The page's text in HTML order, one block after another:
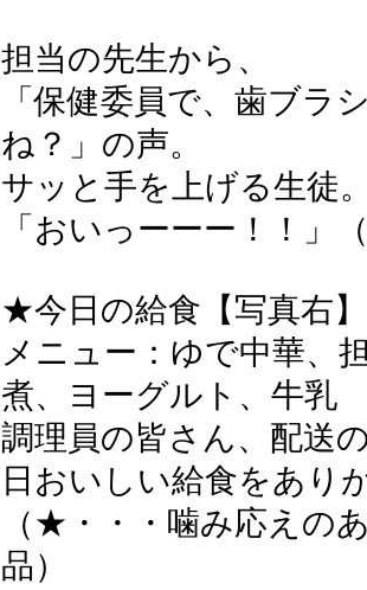
担当の先生から、
「保健委員で、歯ブラ
ね？」の声。
サッと手を上げる生徒
「おいっーーー！！」
★今日の給食【写真右】
メニュー：ゆで中華、
煮、ヨーグルト、牛乳
調理員の皆さん、配送
日おいしい給食をあり
（★・・・噛み応えの
品）